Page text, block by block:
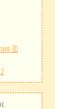
3D